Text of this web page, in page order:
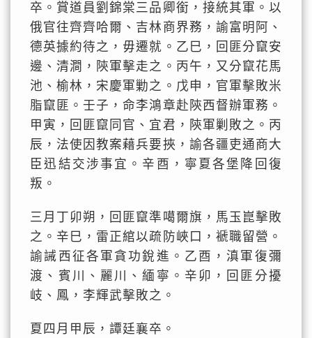
卒。賞道員劉錦棠三品卿銜，接統其軍。以
俄官往齊齊哈爾、吉林商界務，諭富明阿、
德英據約待之，毋遷就。乙巳，回匪分竄安
邊、清澗，陝軍擊走之。丙午，又分竄花馬
池、榆林，宋慶軍勦之。戊申，官軍擊敗米
脂竄匪。壬子，命李鴻章赴陝西督辦軍務。
甲寅，回匪竄同官、宜君，陝軍剿敗之。丙
辰，法使因教案藉兵要挾，諭各疆吏通商大
臣迅結交涉事宜。辛酉，寧夏各堡降回復
叛。
三月丁卯朔，回匪竄準噶爾旗，馬玉崑擊敗
之。辛巳，雷正綰以疏防峽口，褫職留營。
諭誡西征各軍貪功銳進。乙酉，滇軍復彌
渡、賓川、麗川、緬寧。辛卯，回匪分擾
岐、鳳，李輝武擊敗之。
夏四月甲辰，譚廷襄卒。